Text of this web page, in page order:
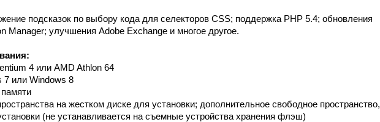
подсказок по выбору кода для селекторов CSS; поддержка PHP 5.4; обновления
Manager; улучшения Adobe Exchange и многое другое.
4 или AMD Athlon 64
7 или Windows 8
на жестком диске для установки; дополнительное свободное пространство,
(не устанавливается на съемные устройства хранения флэш)